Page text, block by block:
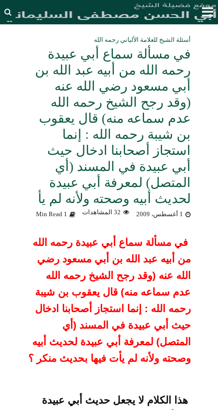
أسئلة الشيخ للعلامة الألباني رحمه الله
في مسألة سماع أبي عبيدة
رحمه الله من أبيه عبد الله بن
أبي مسعود رضي الله عنه
(وقد رجح الشيخ رحمه الله
عدم سماعه منه) قال يعقوب
بن شيبة رحمه الله : إنما
استجاز أصحابنا ادخال حيث
أبي عبيدة في المسند (أي
المتصل) لمعرفة أبي عبيدة
لحديث أبيه وصحته ولأنه لم يأ
1 أغسطس، 2009 32 المشاهدات 1 Min Read
في مسألة سماع أبي عبيدة رحمه الله
من أبيه عبد الله بن أبي مسعود رضي
الله عنه (وقد رجح الشيخ رحمه الله
عدم سماعه منه) قال يعقوب بن شيبة
رحمه الله : إنما استجاز أصحابنا ادخال
حيث أبي عبيدة في المسند (أي
المتصل) لمعرفة أبي عبيدة لحديث أبيه
وصحته ولأنه لم يأت فيها بحديث منكر ؟
هذا الكلام لا يجعل حديث أبي عبيدة